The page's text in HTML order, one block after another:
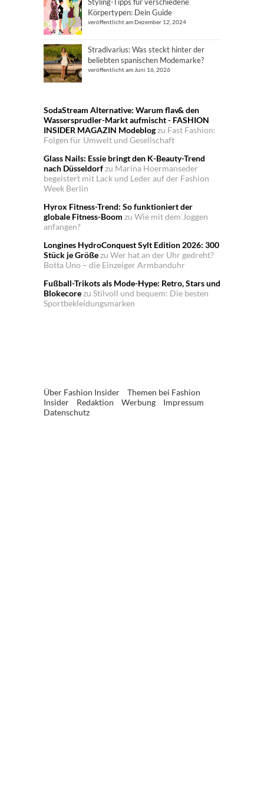
Körpertypen: Dein Guide
veröffentlicht am Dezember 12, 2024
Stradivarius: Was steckt hinter der
beliebten spanischen Modemarke?
veröffentlicht am Juni 16, 2026
SodaStream Alternative: Warum flav& den
Wassersprudler-Markt aufmischt - FASHION
INSIDER MAGAZIN Modeblogzu Fast Fashion:
Folgen für Umwelt und Gesellschaft
Glass Nails: Essie bringt den K-Beauty-Trend
nach Düsseldorfzu Marina Hoermanseder
begeistert mit Lack und Leder auf der Fashion
Week Berlin
Hyrox Fitness-Trend: So funktioniert der
globale Fitness-Boom zu Wie mit dem Joggen
anfangen?
Longines HydroConquest Sylt Edition 2026: 300
Stück je Größezu Wer hat an der Uhr gedreht?
Botta Uno – die Einzeiger Armbanduhr
Fußball-Trikots als Mode-Hype: Retro, Stars und
Blokecorezu Stilvoll und bequem: Die besten
Sportbekleidungsmarken
Über Fashion Insider
Themen bei Fashion
Insider
Redaktion Werbung
Impressum
Datenschutz